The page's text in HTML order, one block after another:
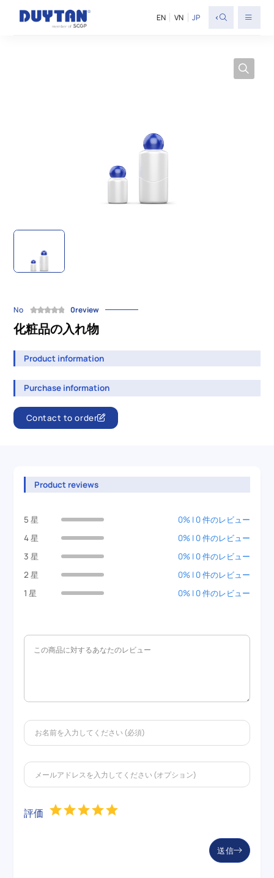
EN VN JP <
No 0review
化粧品の入れ物
Product information
Purchase information
Contact to order
Product reviews
5 星
0% | 0 件のレビュー
4 星
0% | 0 件のレビュー
3 星
0% | 0 件のレビュー
2 星
0% | 0 件のレビュー
1 星
0% | 0 件のレビュー
評価
送信